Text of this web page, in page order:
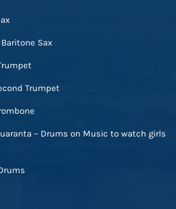
Sax
Trumpet
– Drums on Music to watch girls